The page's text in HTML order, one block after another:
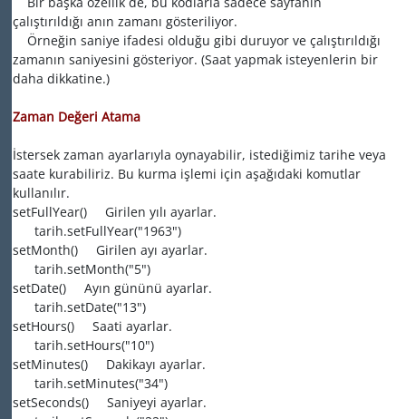
çalıştırıldığı anın zamanı gösteriliyor.
Örneğin saniye ifadesi olduğu gibi duruyor ve çalıştırıldığı
zamanın saniyesini gösteriyor. (Saat yapmak isteyenlerin bir
daha dikkatine.)
Zaman Değeri Atama
İstersek zaman ayarlarıyla oynayabilir, istediğimiz tarihe veya
saate kurabiliriz. Bu kurma işlemi için aşağıdaki komutlar
kullanılır.
setFullYear() Girilen yılı ayarlar.
tarih.setFullYear("1963")
setMonth() Girilen ayı ayarlar.
tarih.setMonth("5")
setDate() Ayın gününü ayarlar.
tarih.setDate("13")
setHours() Saati ayarlar.
tarih.setHours("10")
setMinutes() Dakikayı ayarlar.
tarih.setMinutes("34")
setSeconds() Saniyeyi ayarlar.